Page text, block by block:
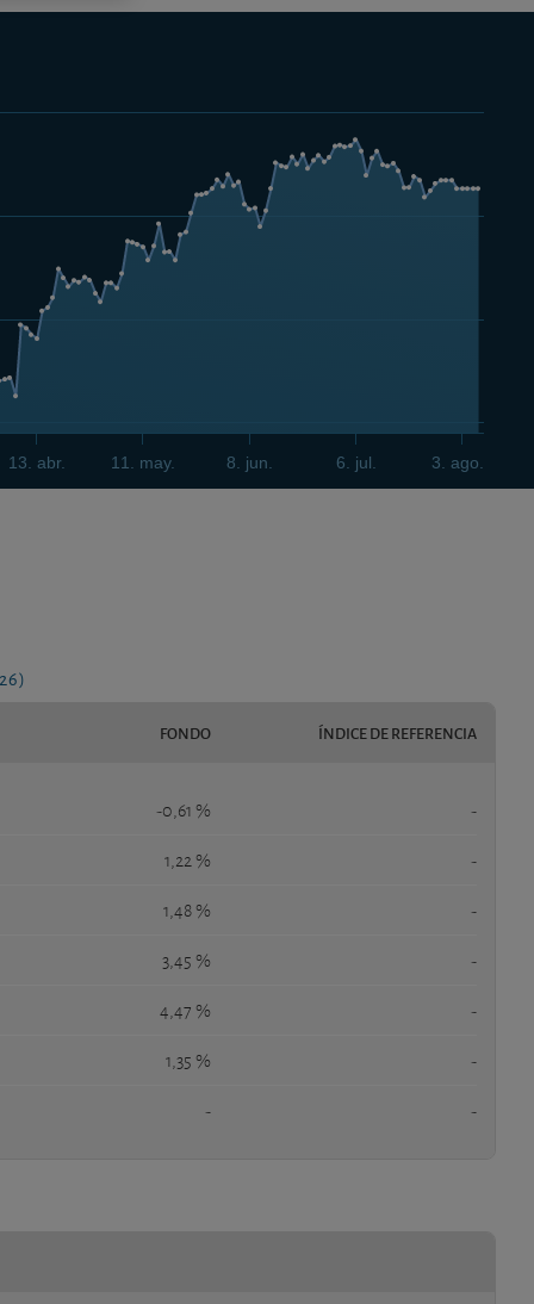
13. abr. 11. may. 8. jun. 6. jul. 3. ago.
FONDO ÍNDICE DE REFERENCIA
-0,61 % -
1,22 % -
1,48 % -
3,45 % -
4,47 % -
1,35 % -
- -